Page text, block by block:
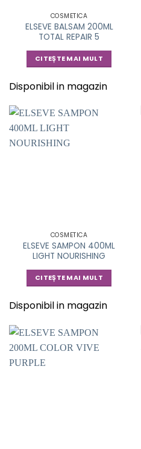
COSMETICA
ELSEVE BALSAM 200ML
TOTAL REPAIR 5
CITEȘTE MAI MULT
Disponibil in magazin
COSMETICA
ELSEVE SAMPON 400ML
LIGHT NOURISHING
CITEȘTE MAI MULT
Disponibil in magazin